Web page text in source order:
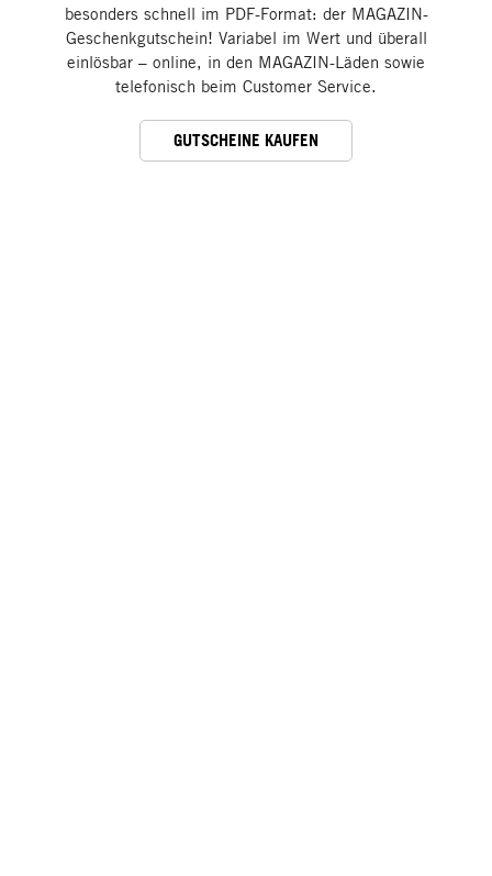
besonders schnell im PDF-Format: der MAGAZIN-
Geschenkgutschein! Variabel im Wert und überall
einlösbar – online, in den MAGAZIN-Läden sowie
telefonisch beim Customer Service.
GUTSCHEINE KAUFEN